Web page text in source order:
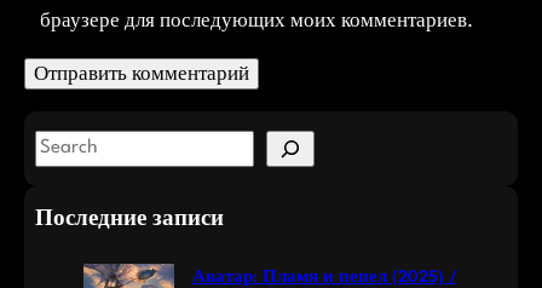
браузере для последующих моих комментариев.
S
a
Последние записи
Аватар: Пламя и пепел (2025) /